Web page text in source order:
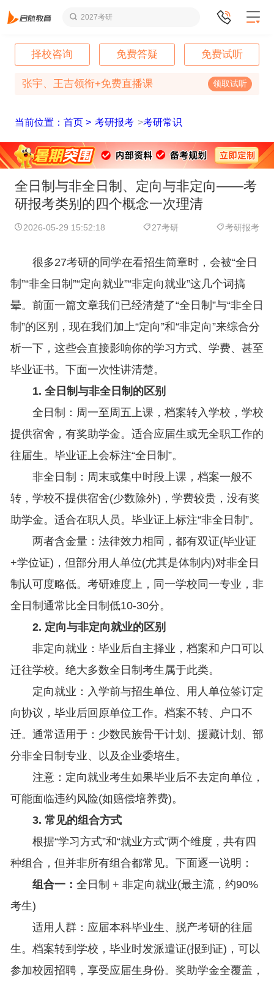
2027考研
择校咨询 免费答疑 免费试听
张宇、王吉领衔+免费直播课 领取试听
当前位置：首页 > 考研报考 >考研常识
全日制与非全日制、定向与非定向——考
研报考类别的四个概念一次理清
2026-05-29 15:52:18 27考研 考研报考
很多27考研的同学在看招生简章时，会被“全日
制”“非全日制”“定向就业”“非定向就业”这几个词搞
晕。前面一篇文章我们已经清楚了“全日制”与“非全日
制”的区别，现在我们加上“定向”和“非定向”来综合分
析一下，这些会直接影响你的学习方式、学费、甚至
毕业证书。下面一次性讲清楚。
1. 全日制与非全日制的区别
全日制：周一至周五上课，档案转入学校，学校
提供宿舍，有奖助学金。适合应届生或无全职工作的
往届生。毕业证上会标注“全日制”。
非全日制：周末或集中时段上课，档案一般不
转，学校不提供宿舍(少数除外)，学费较贵，没有奖
助学金。适合在职人员。毕业证上标注“非全日制”。
两者含金量：法律效力相同，都有双证(毕业证
+学位证)，但部分用人单位(尤其是体制内)对非全日
制认可度略低。考研难度上，同一学校同一专业，非
全日制通常比全日制低10-30分。
2. 定向与非定向就业的区别
非定向就业：毕业后自主择业，档案和户口可以
迁往学校。绝大多数全日制考生属于此类。
定向就业：入学前与招生单位、用人单位签订定
向协议，毕业后回原单位工作。档案不转、户口不
迁。通常适用于：少数民族骨干计划、援藏计划、部
分非全日制专业、以及企业委培生。
注意：定向就业考生如果毕业后不去定向单位，
可能面临违约风险(如赔偿培养费)。
3. 常见的组合方式
根据“学习方式”和“就业方式”两个维度，共有四
种组合，但并非所有组合都常见。下面逐一说明：
组合一： 全日制 + 非定向就业(最主流，约90%
考生)
适用人群：应届本科毕业生、脱产考研的往届
生。档案转到学校，毕业时发派遣证(报到证)，可以
参加校园招聘，享受应届生身份。奖助学金全覆盖，